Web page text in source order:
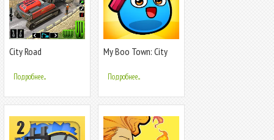
City Road
Подробнее...
My Boo Town: City
Подробнее...